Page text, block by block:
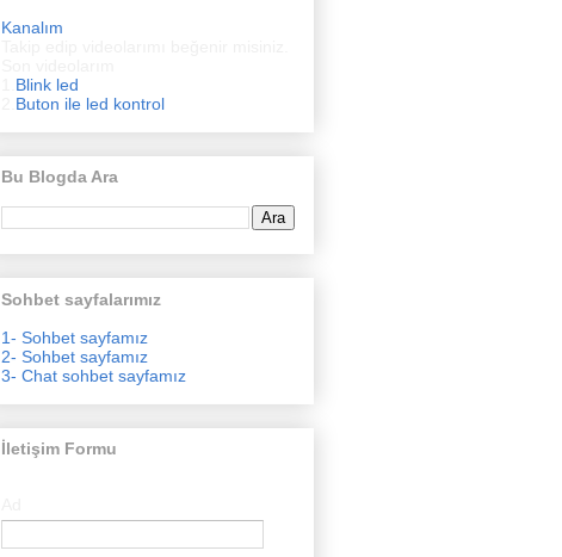
Kanalım
Blink led
Buton ile led kontrol
Bu Blogda Ara
Sohbet sayfalarımız
1- Sohbet sayfamız
2- Sohbet sayfamız
3- Chat sohbet sayfamız
İletişim Formu